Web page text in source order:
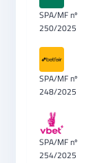
SPA/MF nº
250/2025
SPA/MF nº
248/2025
SPA/MF nº
254/2025